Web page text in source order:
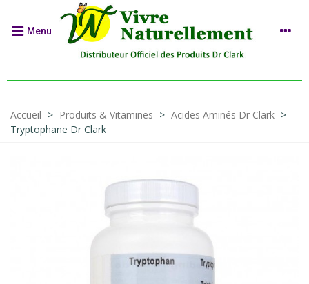
Menu
Accueil > Produits & Vitamines > Acides Aminés Dr Clark >
Tryptophane Dr Clark